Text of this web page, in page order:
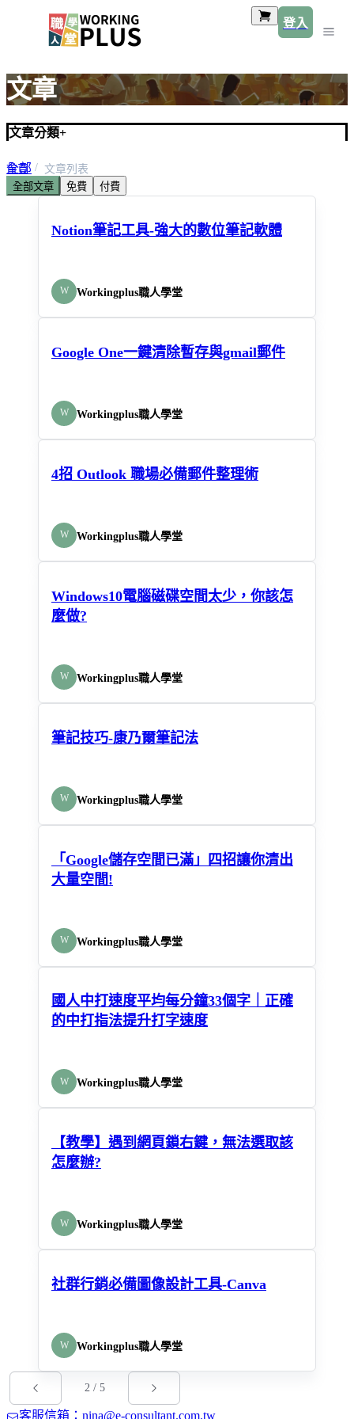
登入
文章
文章分類+
全部
預設類別
首頁
文章列表
全部文章
免費 付費
Notion筆記工具-強大的數位筆記軟體
W Workingplus職人學堂
Google One一鍵清除暫存與gmail郵件
W Workingplus職人學堂
4招 Outlook 職場必備郵件整理術
W Workingplus職人學堂
Windows10電腦磁碟空間太少，你該怎
麼做?
W Workingplus職人學堂
筆記技巧-康乃爾筆記法
W Workingplus職人學堂
「Google儲存空間已滿」四招讓你清出
大量空間!
W Workingplus職人學堂
國人中打速度平均每分鐘33個字｜正確
的中打指法提升打字速度
W Workingplus職人學堂
【教學】遇到網頁鎖右鍵，無法選取該
怎麼辦?
W Workingplus職人學堂
社群行銷必備圖像設計工具-Canva
W Workingplus職人學堂
2 / 5
客服信箱：nina@e-consultant.com.tw